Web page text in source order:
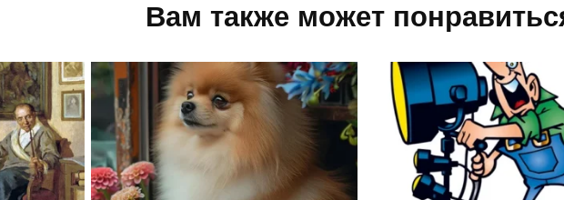
Вам также может